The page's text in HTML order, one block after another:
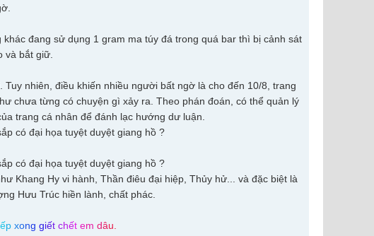
đang sử dụng 1 gram ma túy đá trong quá bar thì bị cảnh sát
và bắt giữ.
nhiên, điều khiến nhiều người bất ngờ là cho đến 10/8, trang
chưa từng có chuyện gì xảy ra. Theo phán đoán, có thể quản lý
trang cá nhân để đánh lạc hướng dư luận.
Khang Hy vi hành, Thần điêu đại hiệp, Thủy hử... và đặc biệt là
Hưu Trúc hiền lành, chất phác.
ếp xong giết chết em dâu